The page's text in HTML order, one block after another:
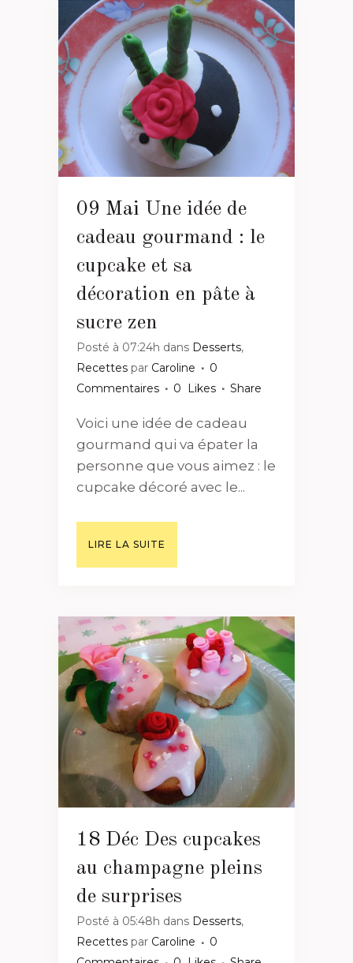
09 Mai Une idée de
cadeau gourmand : le
cupcake et sa
décoration en pâte à
sucre zen
Posté à 07:24h dans Desserts,
Recettes par Caroline
0
Commentaires
0 Likes Share
Voici une idée de cadeau
gourmand qui va épater la
personne que vous aimez : le
cupcake décoré avec le...
LIRE LA SUITE
18 Déc Des cupcakes
au champagne pleins
de surprises
Posté à 05:48h dans Desserts,
Recettes par Caroline
0